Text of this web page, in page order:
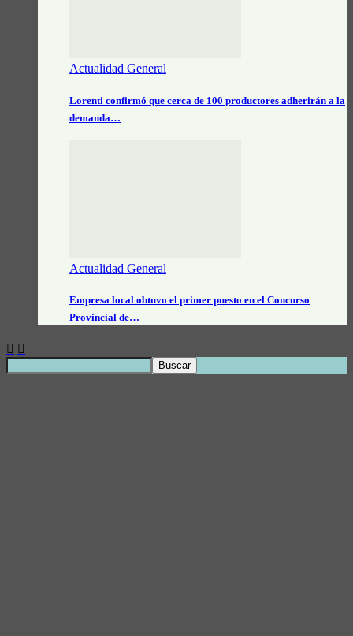
Actualidad General
Lorenti confirmó que cerca de 100 productores adherirán a la
demanda…
Actualidad General
Empresa local obtuvo el primer puesto en el Concurso
Provincial de…